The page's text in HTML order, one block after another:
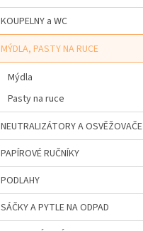
KOUPELNY a WC
MÝDLA, PASTY NA RUCE
Mýdla
Pasty na ruce
NEUTRALIZÁTORY A OSVĚŽOVAČE
PAPÍROVÉ RUČNÍKY
PODLAHY
SÁČKY A PYTLE NA ODPAD